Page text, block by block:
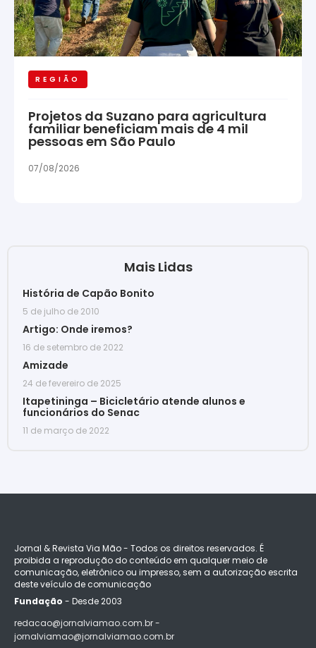
REGIÃO
Projetos da Suzano para agricultura
familiar beneficiam mais de 4 mil
pessoas em São Paulo
07/08/2026
Mais Lidas
História de Capão Bonito
5 de julho de 2010
Artigo: Onde iremos?
16 de setembro de 2022
Amizade
24 de fevereiro de 2025
Itapetininga – Bicicletário atende alunos e
funcionários do Senac
11 de março de 2022
Jornal & Revista Via Mão - Todos os direitos reservados. É
proibida a reprodução do conteúdo em qualquer meio de
comunicação, eletrônico ou impresso, sem a autorização escrita
deste veículo de comunicação
Fundação - Desde 2003
redacao@jornalviamao.com.br -
jornalviamao@jornalviamao.com.br